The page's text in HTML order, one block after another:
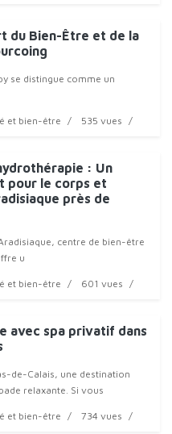
du Bien-Être et de la
se distingue comme un
et bien-être 535 vues
: Un
pour le corps et
près de
centre de bien-être
u
et bien-être 601 vues
avec spa privatif dans
de-Calais, une destination
relaxante. Si vous
et bien-être 734 vues